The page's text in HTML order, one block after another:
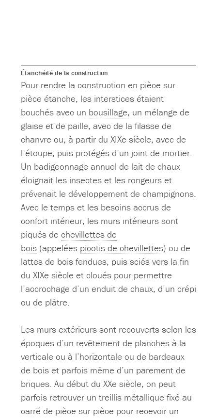
Étanchéité de la construction
Pour rendre la construction en pièce sur
pièce étanche, les interstices étaient
bouchés avec un bousillage, un mélange de
glaise et de paille, avec de la filasse de
chanvre ou, à partir du XIXe siècle, avec de
l’étoupe, puis protégés d’un joint de mortier.
Un badigeonnage annuel de lait de chaux
éloignait les insectes et les rongeurs et
prévenait le développement de champignons.
Avec le temps et les besoins accrus de
confort intérieur, les murs intérieurs sont
piqués de chevillettes de
bois(appelées picotis de chevillettes) ou de
lattes de bois fendues, puis sciés vers la fin
du XIXe siècle et cloués pour permettre
l’accrochage d’un enduit de chaux, d’un crépi
ou de plâtre.
Les murs extérieurs sont recouverts selon les
époques d’un revêtement de planches à la
verticale ou à l’horizontale ou de bardeaux
de bois et parfois même d’un parement de
briques. Au début du XXe siècle, on peut
parfois retrouver un treillis métallique fixé au
carré de pièce sur pièce pour recevoir un